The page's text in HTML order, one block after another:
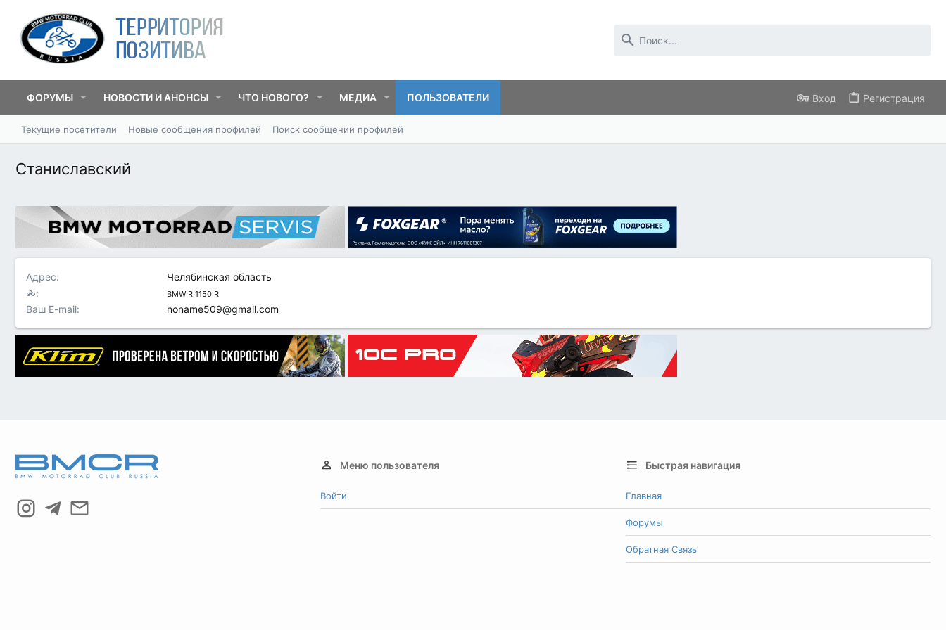
ФОРУМЫ НОВОСТИ И АНОНСЫ ЧТО НОВОГО? МЕДИА ПОЛЬЗОВАТЕЛИ Вход Регистрация
Текущие посетители Новые сообщения профилей Поиск сообщений профилей
Станиславский
Адрес Челябинская область
BMW R 1150 R
Ваш E-mail noname509@gmail.com
Меню пользователя
Войти
Быстрая навигация
Главная
Форумы
Обратная Связь